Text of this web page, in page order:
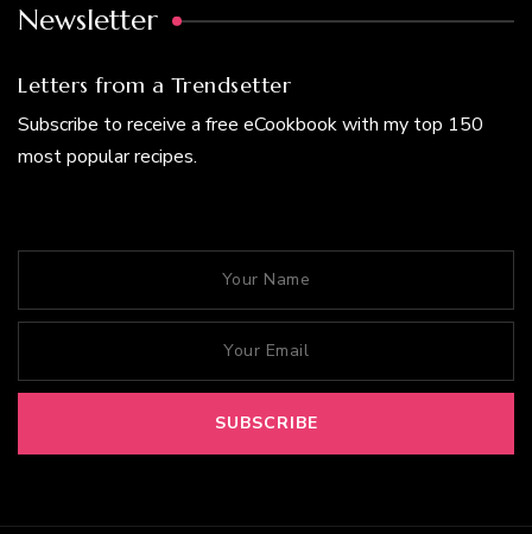
Newsletter
Letters from a Trendsetter
Subscribe to receive a free eCookbook with my top 150
most popular recipes.